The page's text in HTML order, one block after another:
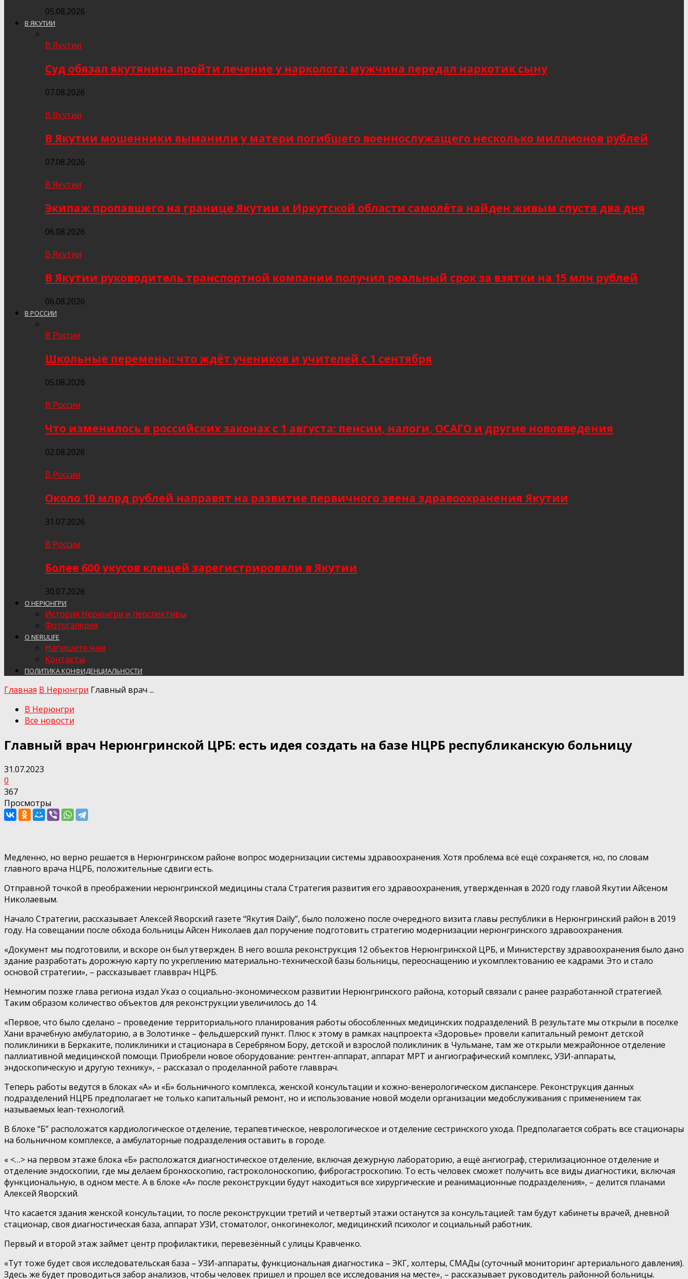
05.08.2026
В ЯКУТИИ
В Якутии
Суд обязал якутянина пройти лечение у нарколога: мужчина передал наркотик сыну
07.08.2026
В Якутии
В Якутии мошенники выманили у матери погибшего военнослужащего несколько миллионов рублей
07.08.2026
В Якутии
Экипаж пропавшего на границе Якутии и Иркутской области самолёта найден живым спустя два дня
06.08.2026
В Якутии
В Якутии руководитель транспортной компании получил реальный срок за взятки на 15 млн рублей
06.08.2026
В РОССИИ
В России
Школьные перемены: что ждёт учеников и учителей с 1 сентября
05.08.2026
В России
Что изменилось в российских законах с 1 августа: пенсии, налоги, ОСАГО и другие нововведения
02.08.2026
В России
Около 10 млрд рублей направят на развитие первичного звена здравоохранения Якутии
31.07.2026
В России
Более 600 укусов клещей зарегистрировали в Якутии
30.07.2026
О НЕРЮНГРИ
История Нерюнгри и перспективы
Фотогалерея
О NERULIFE
Напишите нам
Контакты
ПОЛИТИКА КОНФИДЕНЦИАЛЬНОСТИ
Главная В Нерюнгри Главный врач ...
В Нерюнгри
Все новости
Главный врач Нерюнгринской ЦРБ: есть идея создать на базе НЦРБ республиканскую больницу
31.07.2023
0
367
Просмотры
Медленно, но верно решается в Нерюнгринском районе вопрос модернизации системы здравоохранения. Хотя проблема всё ещё сохраняется, но, по словам
главного врача НЦРБ, положительные сдвиги есть.
Отправной точкой в преображении нерюнгринской медицины стала Стратегия развития его здравоохранения, утвержденная в 2020 году главой Якутии Айсеном
Николаевым.
Начало Стратегии, рассказывает Алексей Яворский газете “Якутия Daily”, было положено после очередного визита главы республики в Нерюнгринский район в 2019
году. На совещании после обхода больницы Айсен Николаев дал поручение подготовить стратегию модернизации нерюнгринского здравоохранения.
«Документ мы подготовили, и вскоре он был утвержден. В него вошла реконструкция 12 объектов Нерюнгринской ЦРБ, и Министерству здравоохранения было дано
здание разработать дорожную карту по укреплению материально-технической базы больницы, переоснащению и укомплектованию ее кадрами. Это и стало
основой стратегии», – рассказывает главврач НЦРБ.
Немногим позже глава региона издал Указ о социально-экономическом развитии Нерюнгринского района, который связали с ранее разработанной стратегией.
Таким образом количество объектов для реконструкции увеличилось до 14.
«Первое, что было сделано – проведение территориального планирования работы обособленных медицинских подразделений. В результате мы открыли в поселке
Хани врачебную амбулаторию, а в Золотинке – фельдшерский пункт. Плюс к этому в рамках нацпроекта «Здоровье» провели капитальный ремонт детской
поликлиники в Беркаките, поликлиники и стационара в Серебряном Бору, детской и взрослой поликлиник в Чульмане, там же открыли межрайонное отделение
паллиативной медицинской помощи. Приобрели новое оборудование: рентген-аппарат, аппарат МРТ и ангиографический комплекс, УЗИ-аппараты,
эндоскопическую и другую технику», – рассказал о проделанной работе главврач.
Теперь работы ведутся в блоках «А» и «Б» больничного комплекса, женской консультации и кожно-венерологическом диспансере. Реконструкция данных
подразделений НЦРБ предполагает не только капитальный ремонт, но и использование новой модели организации медобслуживания с применением так
называемых lean-технологий.
В блоке “Б” расположатся кардиологическое отделение, терапевтическое, неврологическое и отделение сестринского ухода. Предполагается собрать все стационары
на больничном комплексе, а амбулаторные подразделения оставить в городе.
« <…> на первом этаже блока «Б» расположатся диагностическое отделение, включая дежурную лабораторию, а ещё ангиограф, стерилизационное отделение и
отделение эндоскопии, где мы делаем бронхоскопию, гастроколоноскопию, фиброгастроскопию. То есть человек сможет получить все виды диагностики, включая
функциональную, в одном месте. А в блоке «А» после реконструкции будут находиться все хирургические и реанимационные подразделения», – делится планами
Алексей Яворский.
Что касается здания женской консультации, то после реконструкции третий и четвертый этажи останутся за консультацией: там будут кабинеты врачей, дневной
стационар, своя диагностическая база, аппарат УЗИ, стоматолог, онкогинеколог, медицинский психолог и социальный работник.
Первый и второй этаж займет центр профилактики, перевезённый с улицы Кравченко.
«Тут тоже будет своя исследовательская база – УЗИ-аппараты, функциональная диагностика – ЭКГ, холтеры, СМАДы (суточный мониторинг артериального давления).
Здесь же будет проводиться забор анализов, чтобы человек пришел и прошел все исследования на месте», – рассказывает руководитель районной больницы.